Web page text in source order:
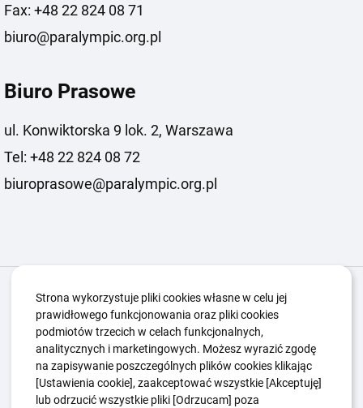
Fax: +48 22 824 08 71
biuro@paralympic.org.pl
Biuro Prasowe
ul. Konwiktorska 9 lok. 2, Warszawa
Tel: +48 22 824 08 72
biuroprasowe@paralympic.org.pl
Igrzyska Paralimpijskie O nas
Kwalifikacje ZSK
Kluby Aktualności
Edukacja
Guttmanny Kontakt
Polityka Ochrony Dzieci Sygnaliści
Strona wykorzystuje pliki cookies własne w celu jej
prawidłowego funkcjonowania oraz pliki cookies
podmiotów trzecich w celach funkcjonalnych,
analitycznych i marketingowych. Możesz wyrazić zgodę
na zapisywanie poszczególnych plików cookies klikając
[Ustawienia cookie], zaakceptować wszystkie [Akceptuję]
lub odrzucić wszystkie pliki [Odrzucam] poza